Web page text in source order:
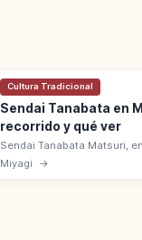
Cultura Tradicional
Sendai Tanabata en
recorrido y qué ver
Sendai Tanabata Matsuri,
celebra del 6 al 8 de
de bambú en las galerías
Miyagi →